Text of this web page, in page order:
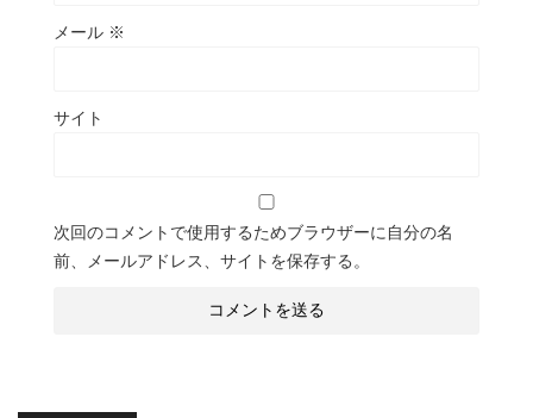
メール ※
サイト
次回のコメントで使用するためブラウザーに自分の名
前、メールアドレス、サイトを保存する。